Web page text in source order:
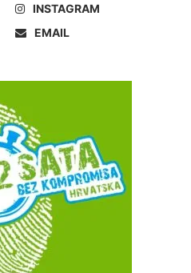
INSTAGRAM
EMAIL